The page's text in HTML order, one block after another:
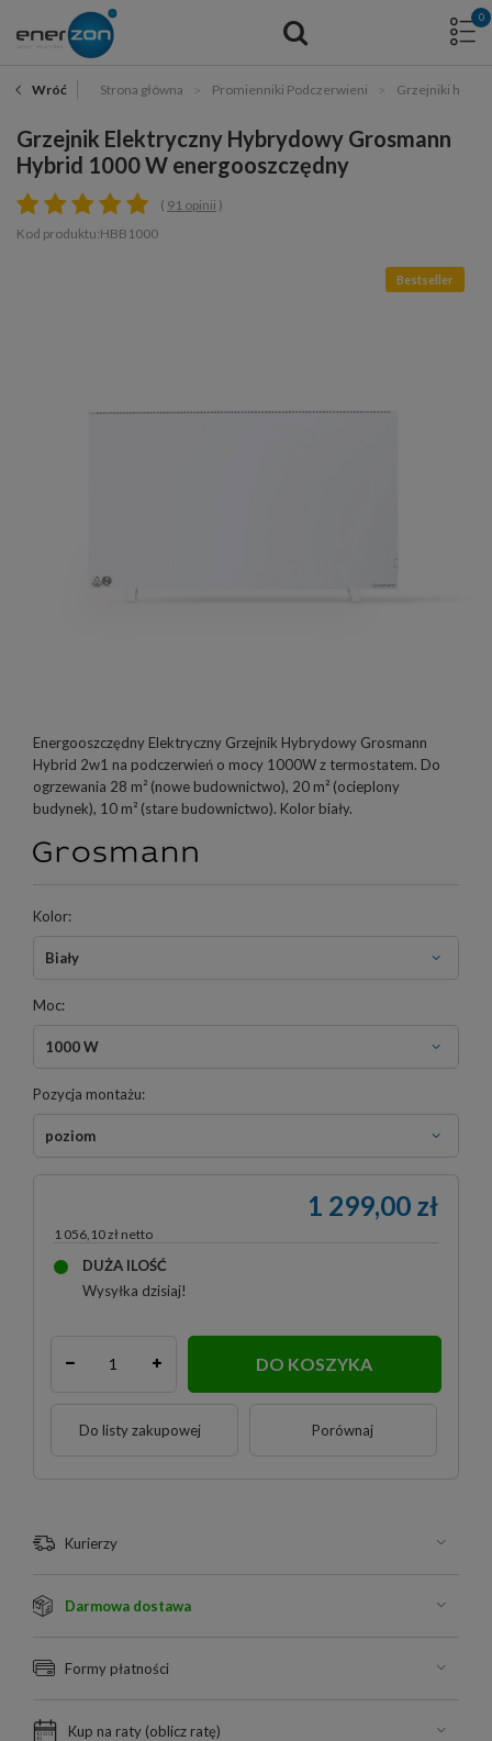
0
Wróć Strona główna Promienniki Podczerwieni Grzejniki
Grzejnik Elektryczny Hybrydowy Grosmann
Hybrid 1000 W energooszczędny
91 opinii
Kod produktu:HBB1000
Bestseller
Energooszczędny Elektryczny Grzejnik Hybrydowy Grosmann
Hybrid 2w1 na podczerwień o mocy 1000W z termostatem. Do
ogrzewania 28 m² (nowe budownictwo), 20 m² (ocieplony
budynek), 10 m² (stare budownictwo). Kolor biały.
Kolor:
Biały
Moc:
1000 W
Pozycja montażu:
poziom
1 299,00 zł
1 056,10 zł
DUŻA ILOŚĆ
Wysyłka dzisiaj!
DO KOSZYKA
Do listy zakupowej Porównaj
Kurierzy
Darmowa dostawa
Formy płatności
Kup na raty (oblicz ratę)